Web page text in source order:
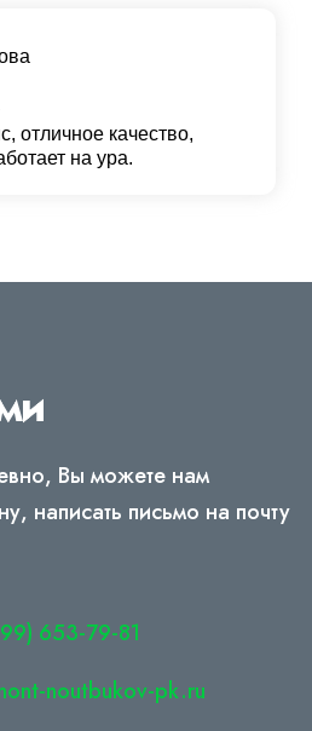
отличное качество,
на ура.
Вы можете нам
написать письмо на почту
653-79-81
noutbukov-pk.ru